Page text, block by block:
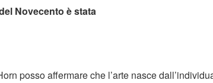
Novecento è stata
posso affermare che l’arte nasce